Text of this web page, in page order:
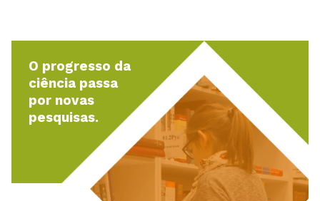
O progresso da
ciência passa
por novas
pesquisas.